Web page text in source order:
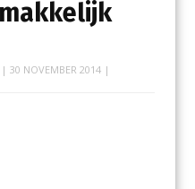
| 30 NOVEMBER 2014|